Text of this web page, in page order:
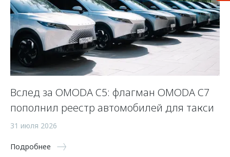
Вслед за OMODA C5: флагман OMODA C7
пополнил реестр автомобилей для такси
31 июля 2026
Подробнее